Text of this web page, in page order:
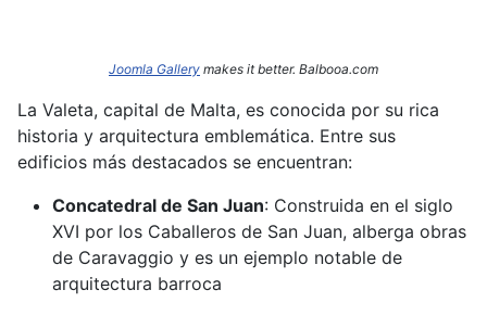
Joomla Gallery makes it better. Balbooa.com
La Valeta, capital de Malta, es conocida por su rica
historia y arquitectura emblemática. Entre sus
edificios más destacados se encuentran:​
Concatedral de San Juan: Construida en el siglo
XVI por los Caballeros de San Juan, alberga obras
de Caravaggio y es un ejemplo notable de
arquitectura barroca